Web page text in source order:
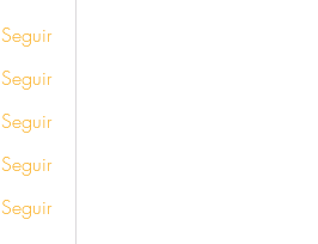
Seguir
Seguir
Seguir
Seguir
Seguir